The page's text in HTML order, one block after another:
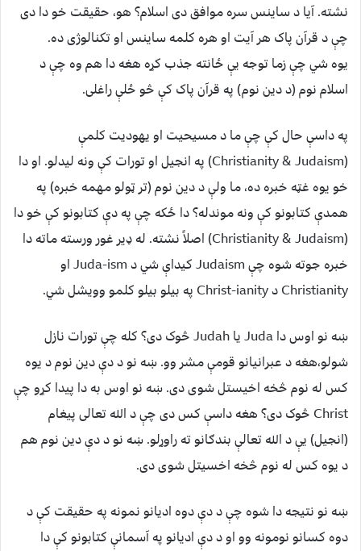
نشته. آيا د ساینس سره موافق دی اسلام؟ هو، حقیقت خو دا دی
چې د قرآن پاک هر آیت او هره کلمه ساینس او تکنالوژی ده.
یوه شي چې زما توجه یې ځانته جذب کړه هغه دا هم وه چې د
اسلام نوم (د دین نوم) په قرآن پاک کې څو ځلې راغلی.
په داسې حال کې چې ما د مسیحیت او یهودیت کلمې
(Christianity & Judaism) په انجیل او تورات کې ونه لیدلو. او دا
خو یوه غټه خبره ده، ما ولې د دین نوم (تر ټولو مهمه خبره) په
همدې کتابونو کې ونه موندله؟ دا ځکه چې په دې کتابونو کې خو دا
(Christianity & Judaism) اصلاً نشته. له ډیر غور ورسته ماته دا
خبره جوته شوه چې Judaism کیداې شي د Juda-ism او
Christianity د Christ-ianity په بیلو بیلو کلمو وویشل شي.
ښه نو اوس دا Juda يا Judah څوک دی؟ کله چې تورات نازل
شولو،هغه د عبرانیانو قومې مشر وو. ښه نو د دې دین نوم د یوه
کس له نوم څخه اخیستل شوی دی. ښه نو اوس به دا پیدا کړو چې
Christ څوک دی؟ هغه داسې کس دی چې د الله تعالی پیغام
(انجیل) یې د الله تعالې بندګانو ته راوړلو. ښه نو د دې دین نوم هم
د یوه کس له نوم څخه اخسیتل شوی دی.
ښه نو نتیجه دا شوه چې د دې دوه ادیانو نمونه په حقیقت کې د
دوه کسانو نومونه وو او د دې ادیانو په آسمانې کتابونو کې دا